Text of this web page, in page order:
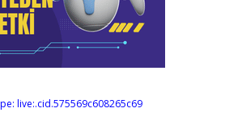
live:.cid.575569c608265c69